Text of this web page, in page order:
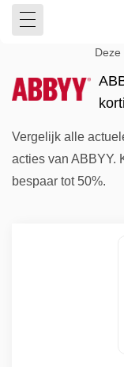
Vergelijk alle
acties van ABBYY.
bespaar tot 50%.